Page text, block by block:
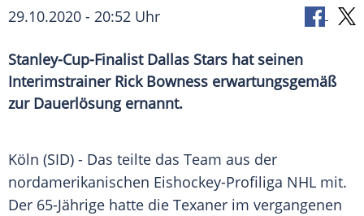
29.10.2020 - 20:52 Uhr
Stanley-Cup-Finalist Dallas Stars hat seinen
Interimstrainer Rick Bowness erwartungsgemäß
zur Dauerlösung ernannt.
Köln (SID) - Das teilte das Team aus der
nordamerikanischen Eishockey-Profiliga NHL mit.
Der 65-Jährige hatte die Texaner im vergangenen